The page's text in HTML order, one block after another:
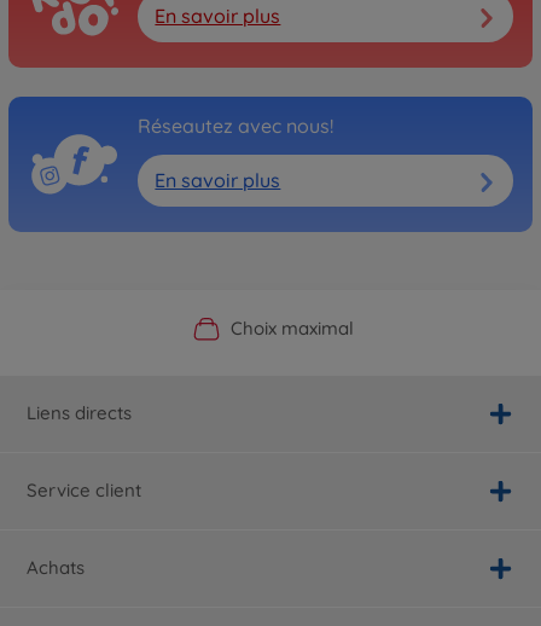
En savoir plus
Réseautez avec nous!
En savoir plus
Boutique officielle du fabricant
Choix maximal
Service personnalisé
Livraison rapide
Liens directs
Service client
Achats